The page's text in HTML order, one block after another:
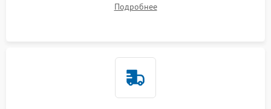
высохшей термопасты с кристаллов чипов.
Подробнее